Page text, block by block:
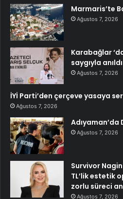
Marmaris’te
Ağustos 7, 2026
Karabağlar
saygıyla anıldı
Ağustos 7, 2026
İYİ Parti’den çerçeve yasaya
Ağustos 7, 2026
Adıyaman’da
Ağustos 7, 2026
Survivor
TL’lik estetik
zorlu süreci
Ağustos 7, 2026